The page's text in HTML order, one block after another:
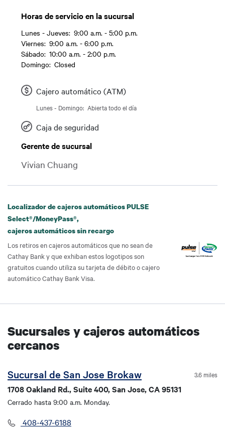
Horas de servicio en la sucursal
Día
Time slot
Lunes - Jueves: 9:00 a.m. - 5:00 p.m.
Viernes: 9:00 a.m. - 6:00 p.m.
Sábado: 10:00 a.m. - 2:00 p.m.
Domingo: Closed
Cajero automático (ATM)
Día
Time slot
Lunes - Domingo: Abierta todo el día
Caja de seguridad
Gerente de sucursal
Vivian Chuang
Localizador de cajeros automáticos PULSE
Select®/MoneyPass®,
cajeros automáticos sin recargo
Los retiros en cajeros automáticos que no sean de
Cathay Bank y que exhiban estos logotipos son
gratuitos cuando utiliza su tarjeta de débito o cajero
automático Cathay Bank Visa.
Sucursales y cajeros automáticos
cercanos
Sucursal de San Jose Brokaw 3.6 miles
1708 Oakland Rd., Suite 400, San Jose, CA 95131
Cerrado hasta 9:00 a.m. Monday.
408-437-6188